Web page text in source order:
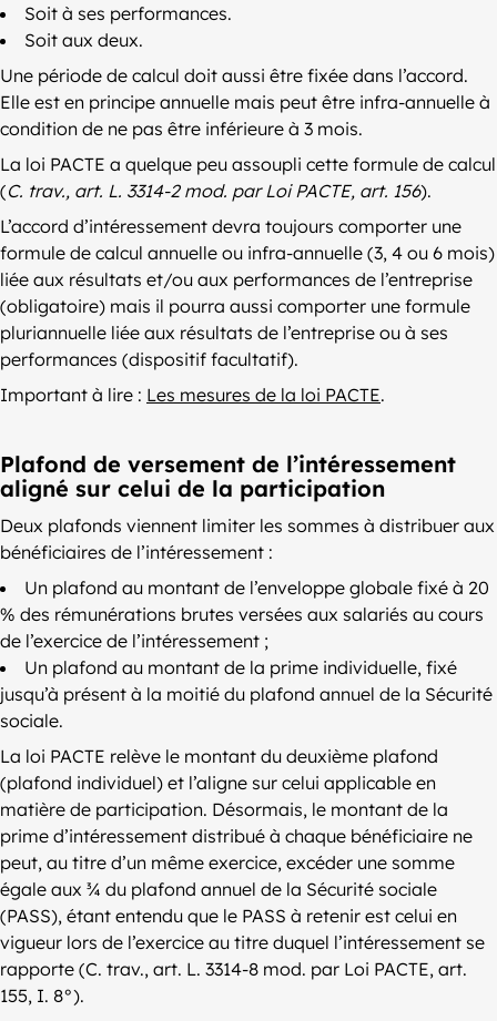
Soit à ses performances.
Soit aux deux.
Une période de calcul doit aussi être fixée dans l’accord.
Elle est en principe annuelle mais peut être infra-annuelle à
condition de ne pas être inférieure à 3 mois.
La loi PACTE a quelque peu assoupli cette formule de calcul
(C. trav., art. L. 3314-2 mod. par Loi PACTE, art. 156).
L’accord d’intéressement devra toujours comporter une
formule de calcul annuelle ou infra-annuelle (3, 4 ou 6 mois)
liée aux résultats et/ou aux performances de l’entreprise
(obligatoire) mais il pourra aussi comporter une formule
pluriannuelle liée aux résultats de l’entreprise ou à ses
performances (dispositif facultatif).
Important à lire : Les mesures de la loi PACTE.
Plafond de versement de l’intéressement
aligné sur celui de la participation
Deux plafonds viennent limiter les sommes à distribuer aux
bénéficiaires de l’intéressement :
Un plafond au montant de l’enveloppe globale fixé à 20
% des rémunérations brutes versées aux salariés au cours
de l’exercice de l’intéressement ;
Un plafond au montant de la prime individuelle, fixé
jusqu’à présent à la moitié du plafond annuel de la Sécurité
sociale.
La loi PACTE relève le montant du deuxième plafond
(plafond individuel) et l’aligne sur celui applicable en
matière de participation. Désormais, le montant de la
prime d’intéressement distribué à chaque bénéficiaire ne
peut, au titre d’un même exercice, excéder une somme
égale aux ¾ du plafond annuel de la Sécurité sociale
(PASS), étant entendu que le PASS à retenir est celui en
vigueur lors de l’exercice au titre duquel l’intéressement se
rapporte (C. trav., art. L. 3314-8 mod. par Loi PACTE, art.
155, I. 8°).